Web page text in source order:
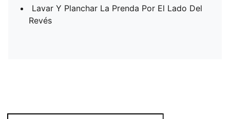
Lavar Y Planchar La Prenda Por El Lado Del
Revés